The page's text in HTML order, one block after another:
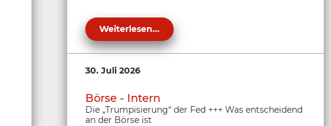
Weiterlesen...
30. Juli 2026
Börse - Intern
Die „Trumpisierung“ der Fed +++ Was entscheidend
an der Börse ist